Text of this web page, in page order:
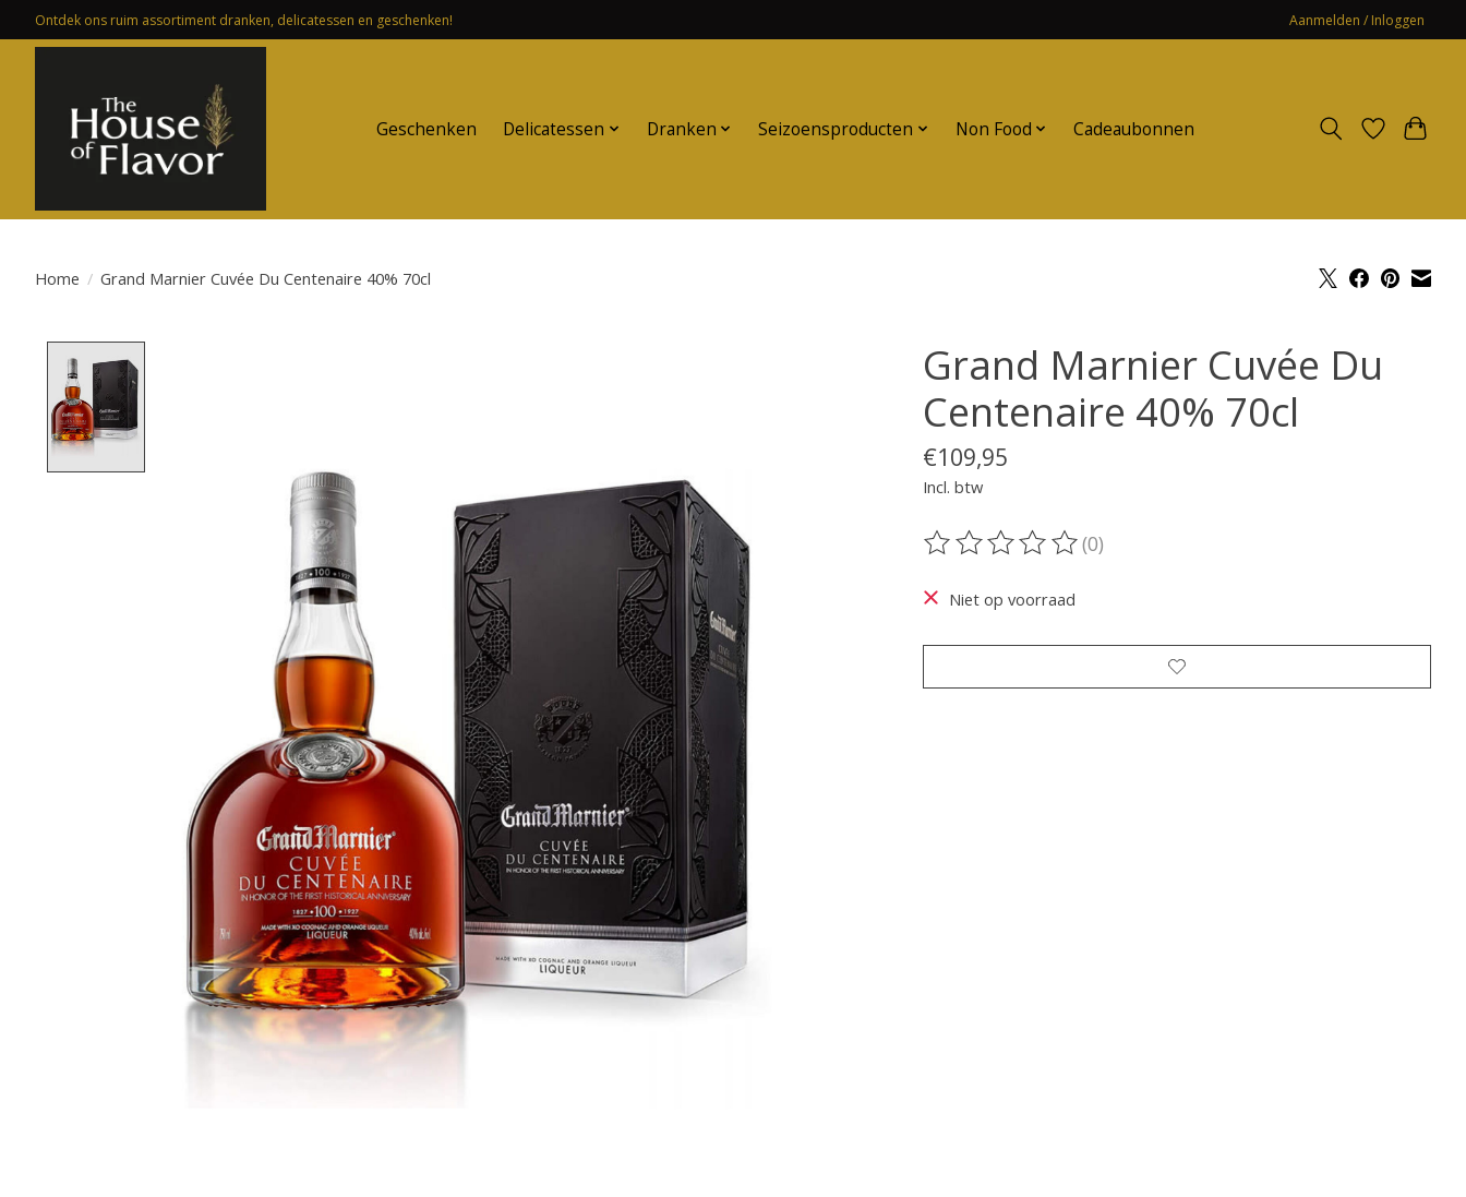
Ontdek ons ruim assortiment dranken, delicatessen en geschenken! Aanmelden / Inloggen
Geschenken Delicatessen Dranken Seizoensproducten Non Food Cadeaubonnen
Home / Grand Marnier Cuvée Du Centenaire 40% 70cl
Grand Marnier Cuvée Du
Centenaire 40% 70cl
€109,95
Incl. btw
De beoordeling van dit product is
(0)
Niet op voorraad